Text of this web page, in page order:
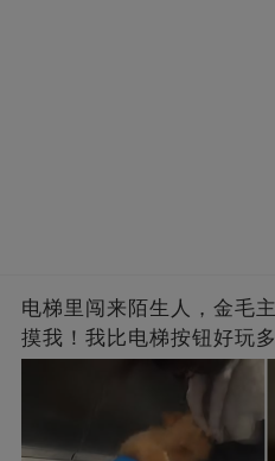
电梯里闯来陌生人，金毛
摸我！我比电梯按钮好玩多